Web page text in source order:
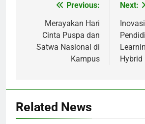
navigation
Previous:
Merayakan Hari
Cinta Puspa dan
Satwa Nasional di
Kampus
Next:
Hybrid
Related News